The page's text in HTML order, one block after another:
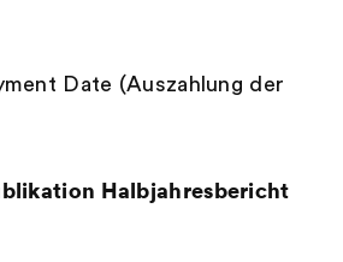
Date (Auszahlung der
Halbjahresbericht